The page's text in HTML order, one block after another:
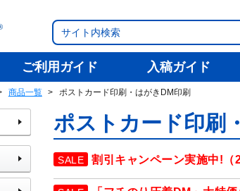
ご利用ガイド 入稿ガイド
商品一覧 ポストカード印刷・はがきDM印刷
ポストカード印刷
割引キャンペーン実施中!（